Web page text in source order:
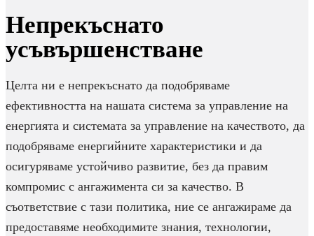
Непрекъснато
усъвършенстване
Целта ни е непрекъснато да подобряваме
ефективността на нашата система за управление на
енергията и системата за управление на качеството, да
подобряваме енергийните характеристики и да
осигуряваме устойчиво развитие, без да правим
компромис с ангажимента си за качество. В
съответствие с тази политика, ние се ангажираме да
предоставяме необходимите знания, технологии,